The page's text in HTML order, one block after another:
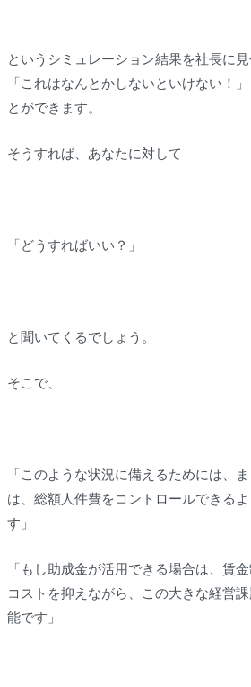
というシミュレーション結果を社長に
「これはなんとかしないといけない！
とができます。
そうすれば、あなたに対して
「どうすればいい？」
と聞いてくるでしょう。
そこで、
「このような状況に備えるためには、
は、総額人件費をコントロールできる
す」
「もし助成金が活用できる場合は、賃
コストを抑えながら、この大きな経営
能です」